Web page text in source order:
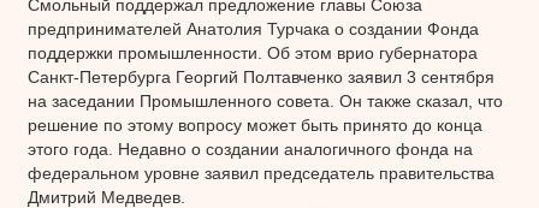
Смольный поддержал предложение главы Союза
предпринимателей Анатолия Турчака о создании Фонда
поддержки промышленности. Об этом врио губернатора
Санкт-Петербурга Георгий Полтавченко заявил 3 сентября
на заседании Промышленного совета. Он также сказал, что
решение по этому вопросу может быть принято до конца
этого года. Недавно о создании аналогичного фонда на
федеральном уровне заявил председатель правительства
Дмитрий Медведев.